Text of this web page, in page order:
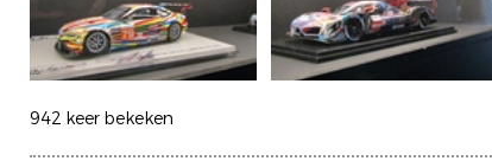
942 keer bekeken